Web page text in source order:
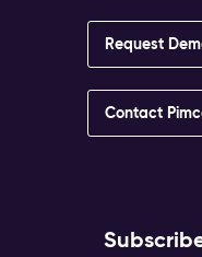
Request
Contact